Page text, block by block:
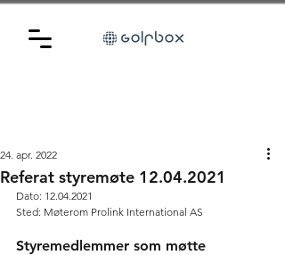
Referat styremøte 12.04.2021
24. apr. 2022
Dato: 12.04.2021
Sted: Møterom Prolink International AS
Styremedlemmer som møtte